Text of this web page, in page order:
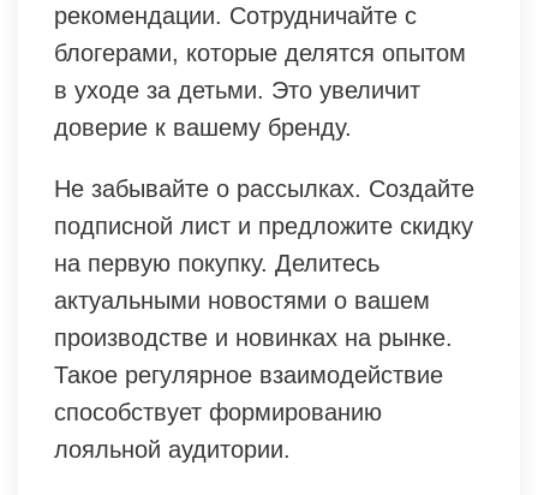
рекомендации. Сотрудничайте с
блогерами, которые делятся опытом
в уходе за детьми. Это увеличит
доверие к вашему бренду.
Не забывайте о рассылках. Создайте
подписной лист и предложите скидку
на первую покупку. Делитесь
актуальными новостями о вашем
производстве и новинках на рынке.
Такое регулярное взаимодействие
способствует формированию
лояльной аудитории.